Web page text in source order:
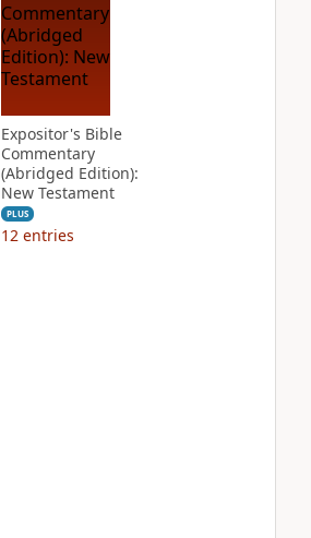
Expositor's Bible
Commentary
(Abridged Edition):
New Testament
PLUS
12 entries